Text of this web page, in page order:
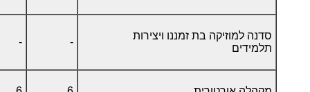
סדנה למוזיקה בת זמננו ויצירות
תלמידים
-
-